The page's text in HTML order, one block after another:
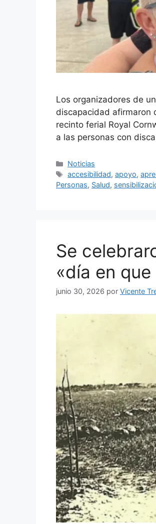
Los organizadores de
discapacidad afirmaron
recinto ferial Royal
a las personas con
Categorías
Noticias
Etiquetas
accesibilidad,apoyo,
Personas, Salud,
Se
«día en
junio 30, 2026 por Vicente